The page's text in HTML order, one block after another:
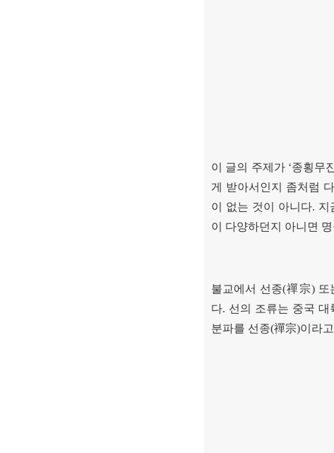
이 글의 주제가 ‘종횡무
게 받아서인지 좀처럼
이 없는 것이 아니다. 지
이 다양하던지 아니면
불교에서 선종(禪宗) 또
다. 선의 조류는 중국 대
분파를 선종(禪宗)이라